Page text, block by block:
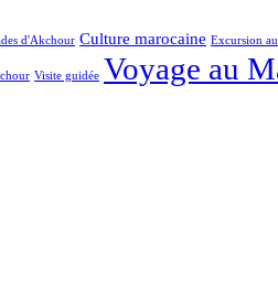
d'Akchour Culture marocaine Excursion
Visite guidée Voyage au